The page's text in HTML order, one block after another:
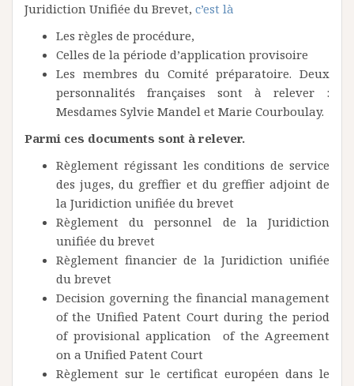
Juridiction Unifiée du Brevet, c’est là
Les règles de procédure,
Celles de la période d’application provisoire
Les membres du Comité préparatoire. Deux
personnalités françaises sont à relever :
Mesdames Sylvie Mandel et Marie Courboulay.
Parmi ces documents sont à relever.
Règlement régissant les conditions de service
des juges, du greffier et du greffier adjoint de
la Juridiction unifiée du brevet
Règlement du personnel de la Juridiction
unifiée du brevet
Règlement financier de la Juridiction unifiée
du brevet
Decision governing the financial management
of the Unified Patent Court during the period
of provisional application of the Agreement
on a Unified Patent Court
Règlement sur le certificat européen dans le